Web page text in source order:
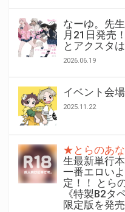
なーゆ。先
月21日発売
とアクスタ
2026.06.19
イベント会
2025.11.22
★とらのあ
生最新単行
一番エロい
定！！ とら
《特製B2タ
限定版を発